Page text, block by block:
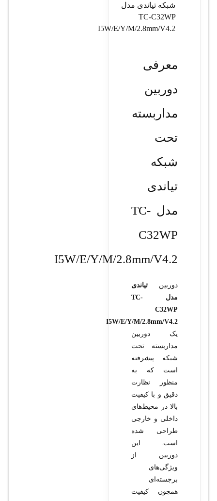
شبکه تیاندی مدل
TC-C32WP
I5W/E/Y/M/2.8mm/V4.2
معرفی
دوربین
مداربسته
تحت
شبکه
تیاندی
مدل TC-
C32WP
I5W/E/Y/M/2.8mm/V4.2
دوربین تیاندی
مدل TC-
C32WP
I5W/E/Y/M/2.8mm/V4.2
یک دوربین
مداربسته تحت
شبکه پیشرفته
است که به
منظور نظارت
دقیق و با کیفیت
بالا در محیط‌های
داخلی و خارجی
طراحی شده
است. این
دوربین از
ویژگی‌های
برجسته‌ای
همچون کیفیت